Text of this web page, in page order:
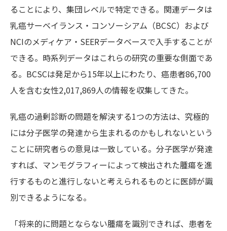
ることにより、集団レベルで特定できる。関連データは
乳癌サーベイランス・コンソーシアム（BCSC）および
NCIのメディケア・SEERデータベースで入手することが
できる。時系列データはこれらの研究の重要な側面であ
る。BCSCは発足から15年以上にわたり、癌患者86,700
人を含む女性2,017,869人の情報を収集してきた。
乳癌の過剰診断の問題を解決する1つの方法は、究極的
には分子医学の発達から生まれるのかもしれないという
ことに研究者らの意見は一致している。分子医学が発達
すれば、マンモグラフィーによって検出された腫瘍を進
行するものと進行しないと考えられるものとに医師が識
別できるようになる。
「将来的に問題とならない腫瘍を識別できれば、患者を